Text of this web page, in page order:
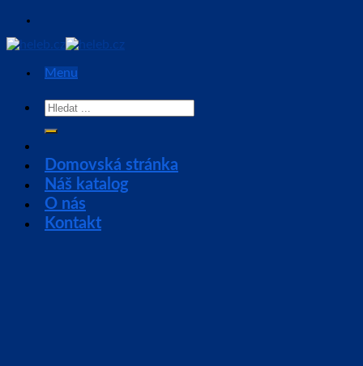
Skip
to
content
Menu
Hledat:
Domovská stránka
Náš katalog
O nás
Kontakt